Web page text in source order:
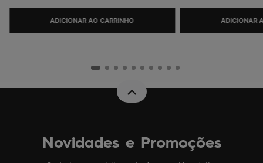
ADICIONAR AO CARRINHO ADICIONAR
Novidades e Promoções